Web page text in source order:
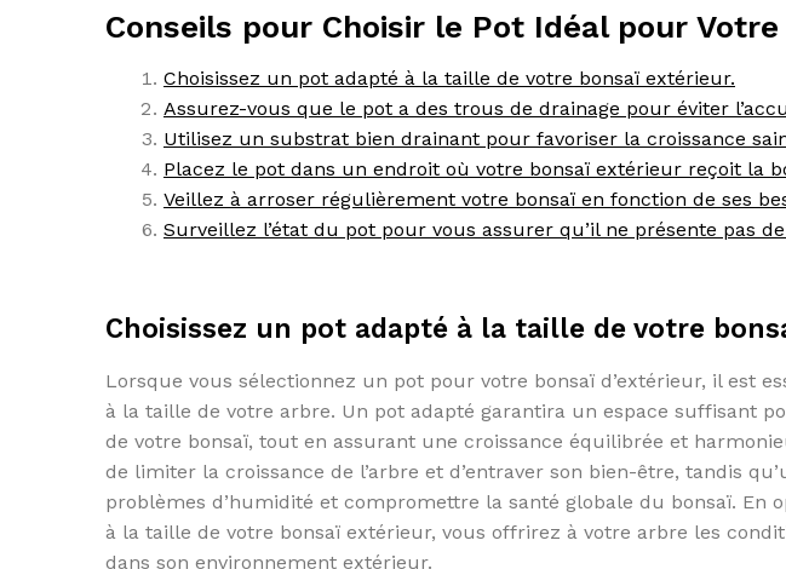
Conseils pour Choisir le Pot Idéal pour
Choisissez un pot adapté à la taille de votre bonsaï extérieur.
Assurez-vous que le pot a des trous de drainage pour éviter
Utilisez un substrat bien drainant pour favoriser la croissance
Placez le pot dans un endroit où votre bonsaï extérieur reçoit la
Veillez à arroser régulièrement votre bonsaï en fonction de ses
Surveillez l’état du pot pour vous assurer qu’il ne présente pas
Choisissez un pot adapté à la taille de votre
Lorsque vous sélectionnez un pot pour votre bonsaï d’extérieur, il est
à la taille de votre arbre. Un pot adapté garantira un espace suffisant
de votre bonsaï, tout en assurant une croissance équilibrée et
de limiter la croissance de l’arbre et d’entraver son bien-être, tandis
problèmes d’humidité et compromettre la santé globale du bonsaï.
à la taille de votre bonsaï extérieur, vous offrirez à votre arbre les
dans son environnement extérieur.